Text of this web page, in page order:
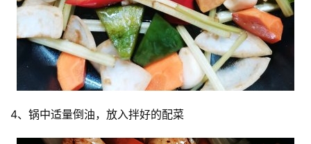
4、锅中适量倒油，放入拌好的配菜